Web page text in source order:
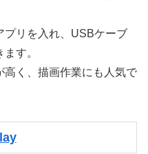
プリを入れ、USBケーブ
す。
高く、描画作業にも人気で